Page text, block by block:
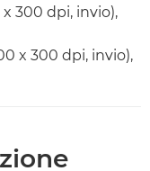
x 300 dpi, invio),
x 300 dpi, invio),